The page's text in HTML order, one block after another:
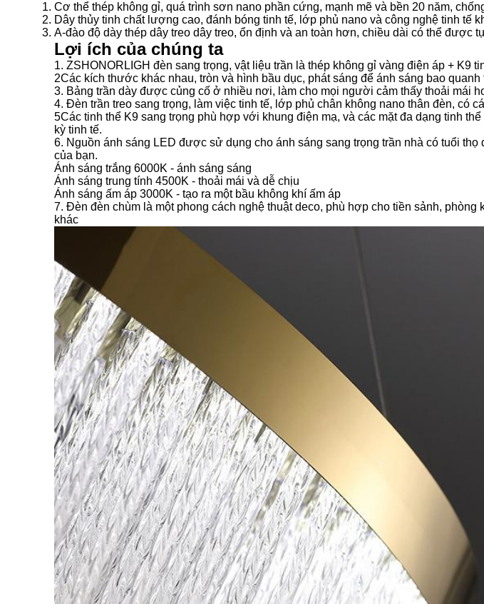
Cơ thể thép không gỉ, quá trình sơn nano phần cứng, mạnh mẽ và bền 20 năm,
Dây thủy tinh chất lượng cao, đánh bóng tinh tế, lớp phủ nano và công nghệ tinh tế
A-đào độ dày thép dây treo dây treo, ổn định và an toàn hơn, chiều dài có thể được
Lợi ích của chúng ta
1. ZSHONORLIGH đèn sang trọng, vật liệu trần là thép không gỉ vàng điện áp + K9
2Các kích thước khác nhau, tròn và hình bầu dục, phát sáng để ánh sáng bao quanh
3. Bảng trần dày được củng cố ở nhiều nơi, làm cho mọi người cảm thấy thoải mái
4. Đèn trần treo sang trọng, làm việc tinh tế, lớp phủ chân không nano thân đèn, có
5Các tinh thể K9 sang trọng phù hợp với khung điện mạ, và các mặt đa dạng tinh
kỳ tinh tế.
6. Nguồn ánh sáng LED được sử dụng cho ánh sáng sang trọng trần nhà có tuổi
của bạn.
Ánh sáng trắng 6000K - ánh sáng sáng
Ánh sáng trung tính 4500K - thoải mái và dễ chịu
Ánh sáng ấm áp 3000K - tạo ra một bầu không khí ấm áp
7. Đèn đèn chùm là một phong cách nghệ thuật deco, phù hợp cho tiền sảnh,
khác